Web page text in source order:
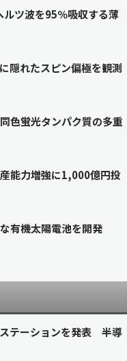
ツ波を95％吸収する薄
隠れたスピン偏極を観測
色蛍光タンパク質の多重
能力増強に1,000億円投
有機太陽電池を開発
テーションを発表 半導